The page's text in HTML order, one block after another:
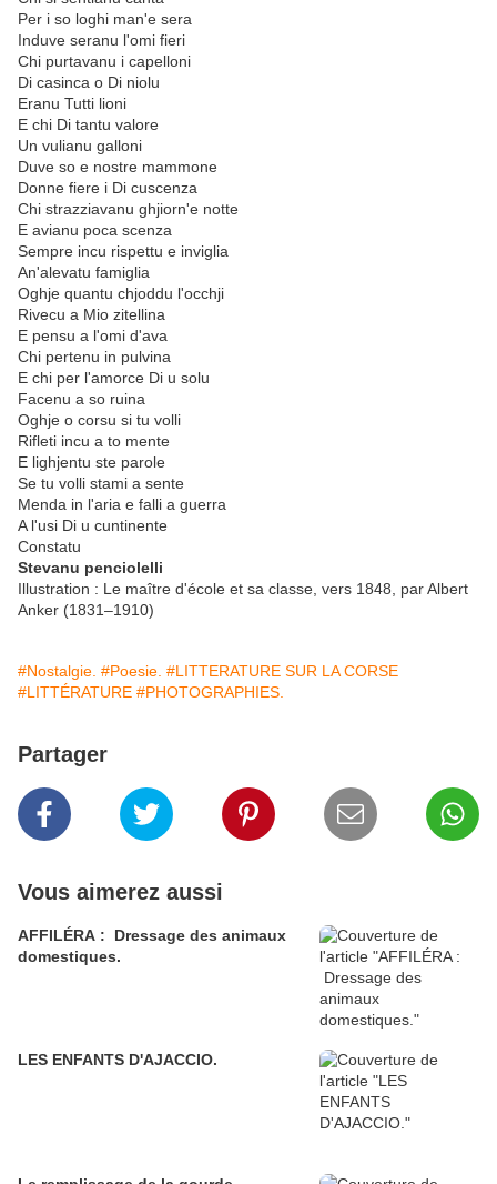
Per i so loghi man'e sera
Induve seranu l'omi fieri
Chi purtavanu i capelloni
Di casinca o Di niolu
Eranu Tutti lioni
E chi Di tantu valore
Un vulianu galloni
Duve so e nostre mammone
Donne fiere i Di cuscenza
Chi strazziavanu ghjiorn'e notte
E avianu poca scenza
Sempre incu rispettu e inviglia
An'alevatu famiglia
Oghje quantu chjoddu l'occhji
Rivecu a Mio zitellina
E pensu a l'omi d'ava
Chi pertenu in pulvina
E chi per l'amorce Di u solu
Facenu a so ruina
Oghje o corsu si tu volli
Rifleti incu a to mente
E lighjentu ste parole
Se tu volli stami a sente
Menda in l'aria e falli a guerra
A l'usi Di u cuntinente
Constatu
Stevanu penciolelli
Illustration : Le maître d'école et sa classe, vers 1848, par Albert
Anker (1831–1910)
#Nostalgie. #Poesie. #LITTERATURE SUR LA CORSE
#LITTÉRATURE #PHOTOGRAPHIES.
Partager
Vous aimerez aussi
AFFILÉRA : Dressage des animaux
domestiques.
LES ENFANTS D'AJACCIO.